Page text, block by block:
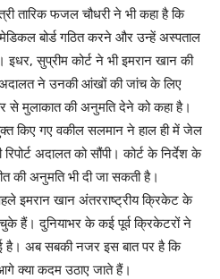
तारिक फजल चौधरी ने भी कहा है कि
बोर्ड गठित करने और उन्हें अस्पताल
सुप्रीम कोर्ट ने भी इमरान खान की
अदालत ने उनकी आंखों की जांच के लिए
से मुलाकात की अनुमति देने को कहा है।
किए गए वकील सलमान ने हाल ही में जेल
अदालत को सौंपी। कोर्ट के निर्देश के
की अनुमति भी दी जा सकती है।
इमरान खान अंतरराष्ट्रीय क्रिकेट के
हैं। दुनियाभर के कई पूर्व क्रिकेटरों ने
है। अब सबकी नजर इस बात पर है कि
क्या कदम उठाए जाते हैं।